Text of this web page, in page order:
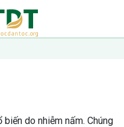
do nhiễm nấm. Chúng